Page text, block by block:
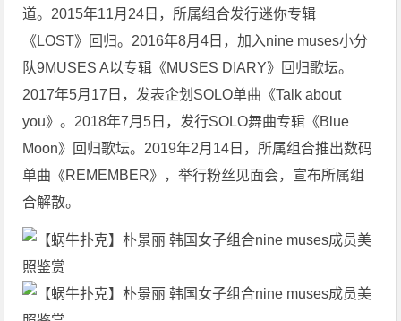
道。2015年11月24日，所属组合发行迷你专辑
《LOST》回归。2016年8月4日，加入nine muses小分
队9MUSES A以专辑《MUSES DIARY》回归歌坛。
2017年5月17日，发表企划SOLO单曲《Talk about
you》。2018年7月5日，发行SOLO舞曲专辑《Blue
Moon》回归歌坛。2019年2月14日，所属组合推出数码
单曲《REMEMBER》，举行粉丝见面会，宣布所属组
合解散。